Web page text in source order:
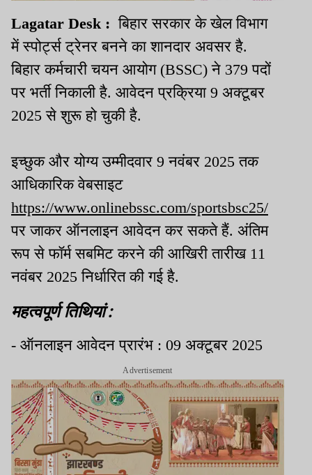
Lagatar Desk : बिहार सरकार के खेल विभाग
में स्पोर्ट्स ट्रेनर बनने का शानदार अवसर है.
बिहार कर्मचारी चयन आयोग (BSSC) ने 379 पदों
पर भर्ती निकाली है. आवेदन प्रक्रिया 9 अक्टूबर
2025 से शुरू हो चुकी है.
इच्छुक और योग्य उम्मीदवार 9 नवंबर 2025 तक
आधिकारिक वेबसाइट
https://www.onlinebssc.com/sportsbsc25/
पर जाकर ऑनलाइन आवेदन कर सकते हैं. अंतिम
रूप से फॉर्म सबमिट करने की आखिरी तारीख 11
नवंबर 2025 निर्धारित की गई है.
महत्वपूर्ण तिथियां :
- ऑनलाइन आवेदन प्रारंभ : 09 अक्टूबर 2025
Advertisement